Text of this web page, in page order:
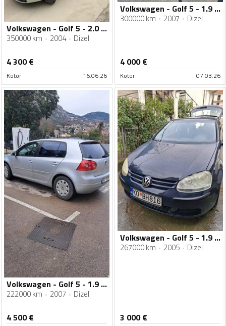
Volkswagen - Golf 5 - 2.0 TDI
350000 km 2004 Dizel
4 300€
Kotor 16.06.26
Volkswagen - Golf 5 - 1.9 TDI
300000 km 2007 Dizel
4 000€
Kotor 07.03.26
Volkswagen - Golf 5 - 1.9 TDI
222000 km 2007 Dizel
4 500€
Volkswagen - Golf 5 - 1.9 TDI
267000 km 2005 Dizel
3 000€